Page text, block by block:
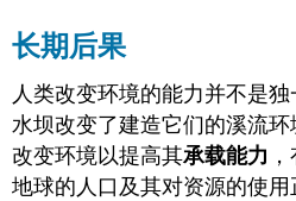
长期后果
人类改变环境的能力并不是
水坝改变了建造它们的溪流
改变环境以提高其承载能力
地球的人口及其对资源的使